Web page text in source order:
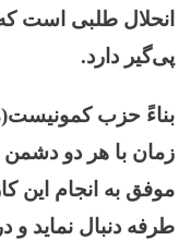
انحلال طلبی است
پی‌گیر دارد.
بناءً حزب
زمان با هر دو دشمن
موفق به انجام این
طرفه دنبال نماید و